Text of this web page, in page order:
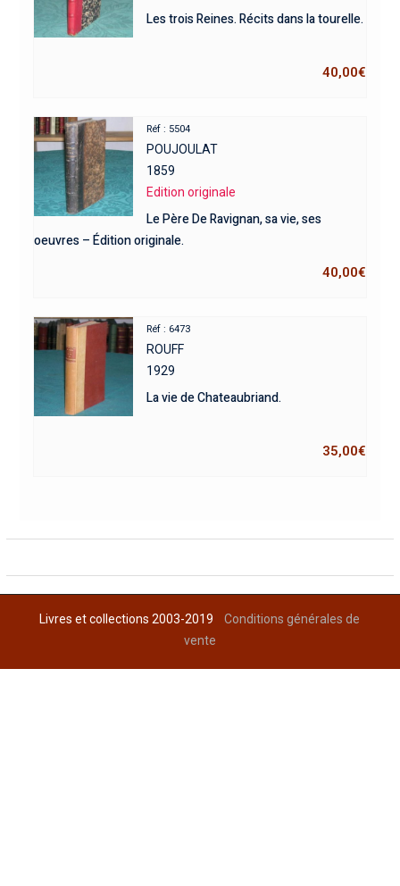
Les trois Reines. Récits dans la tourelle.
40,00€
Réf : 5504
POUJOULAT
1859
Edition originale
Le Père De Ravignan, sa vie, ses
oeuvres – Édition originale.
40,00€
Réf : 6473
ROUFF
1929
La vie de Chateaubriand.
35,00€
Livres et collections 2003-2019Conditions générales de
vente